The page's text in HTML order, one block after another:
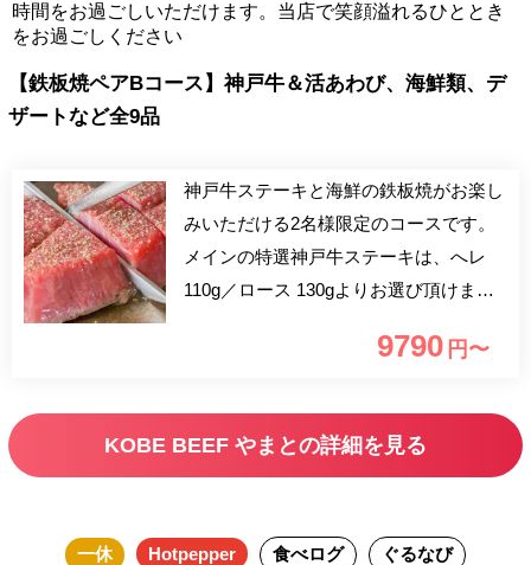
時間をお過ごしいただけます。当店で笑顔溢れるひととき
をお過ごしください
【鉄板焼ペアBコース】神戸牛＆活あわび、海鮮類、デ
ザートなど全9品
神戸牛ステーキと海鮮の鉄板焼がお楽し
みいただける2名様限定のコースです。
メインの特選神戸牛ステーキは、へレ
110g／ロース 130gよりお選び頂けま
鉄板焼きとご一緒にお楽しみください。
9790 円〜
KOBE BEEF やまとの詳細を見る
一休 Hotpepper 食べログ ぐるなび